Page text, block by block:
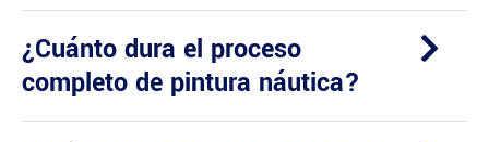
¿Cuánto dura el proceso
completo de pintura náutica?